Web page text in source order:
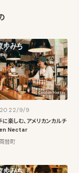
2022/9/9
楽しむ、アメリカンカルチ
Nectar
替町